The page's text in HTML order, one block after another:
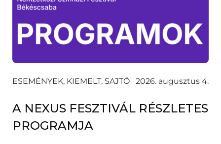
ESEMÉNYEK, KIEMELT, SAJTÓ 2026. augusztus 4.
A NEXUS FESZTIVÁL RÉSZLETES
PROGRAMJA